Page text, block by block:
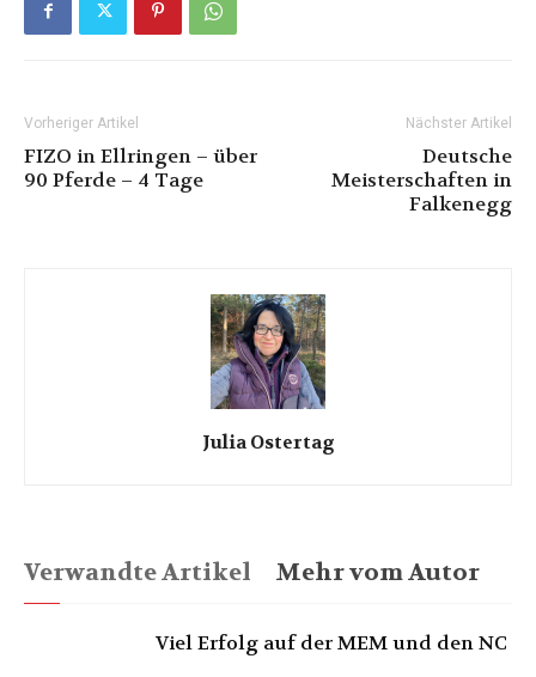
Vorheriger Artikel
FIZO in Ellringen – über
90 Pferde – 4 Tage
Nächster Artikel
Deutsche
Meisterschaften in
Falkenegg
Julia Ostertag
Verwandte Artikel Mehr vom Autor
Viel Erfolg auf der MEM und den NC